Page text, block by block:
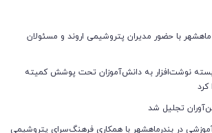
ماهشهر با حضور مدیران پتروشیمی اروند و مسئولان
اروند ۹۸۵ بسته نوشت‌افزار به دانش‌آموزان تحت پوشش کمیته
کرد
تجلیل شد
در بندرماهشهر با همکاری فرهنگ‌سرای پتروشیمی